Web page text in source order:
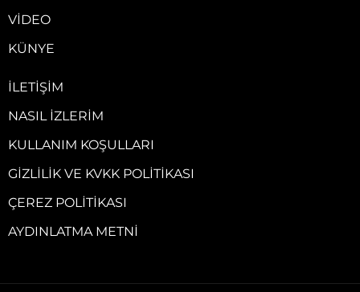
VIDEO
KÜNYE
İLETIŞIM
NASIL İZLERIM
KULLANIM KOŞULLARI
GIZLILIK VE KVKK POLITIKASI
ÇEREZ POLITIKASI
AYDINLATMA METNI